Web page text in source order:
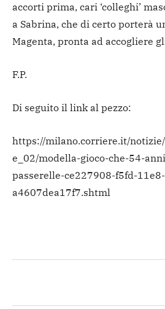
accorti prima, cari ‘colleghi’
a Sabrina, che di certo porterà
Magenta, pronta ad accogliere
F.P.
Di seguito il link al pezzo:
https://milano.corriere.it/
e_02/modella-gioco-che-54-
passerelle-ce227908-f5fd-
a4607dea17f7.shtml